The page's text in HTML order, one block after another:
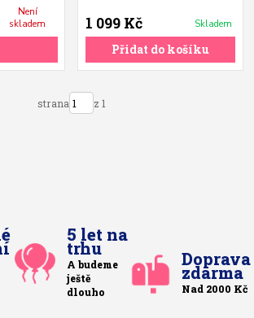
Není
skladem
1 099 Kč Skladem
Přidat do košíku
strana z 1
5 let na
trhu
A budeme
ještě
dlouho
Doprava
zdarma
Nad 2000 Kč